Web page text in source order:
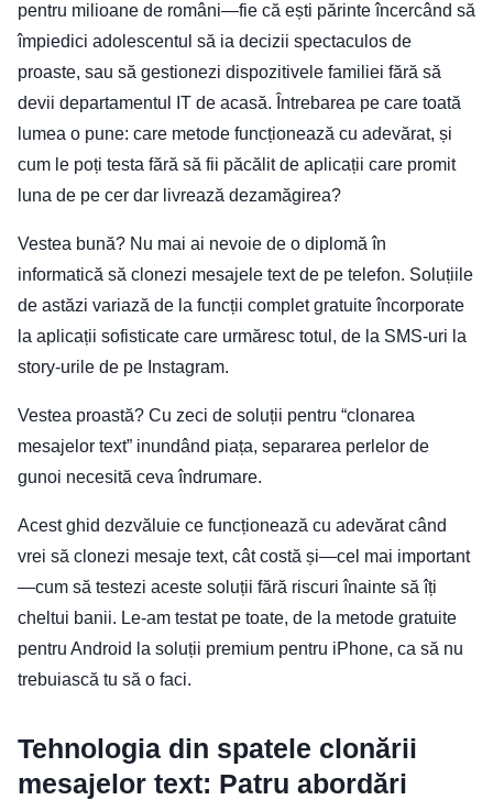
pentru milioane de români—fie că ești părinte încercând să
împiedici adolescentul să ia decizii spectaculos de
proaste, sau să gestionezi dispozitivele familiei fără să
devii departamentul IT de acasă. Întrebarea pe care toată
lumea o pune: care metode funcționează cu adevărat, și
cum le poți testa fără să fii păcălit de aplicații care promit
luna de pe cer dar livrează dezamăgirea?
Vestea bună? Nu mai ai nevoie de o diplomă în
informatică să clonezi mesajele text de pe telefon. Soluțiile
de astăzi variază de la funcții complet gratuite încorporate
la aplicații sofisticate care urmăresc totul, de la SMS-uri la
story-urile de pe Instagram.
Vestea proastă? Cu zeci de soluții pentru “clonarea
mesajelor text” inundând piața, separarea perlelor de
gunoi necesită ceva îndrumare.
Acest ghid dezvăluie ce funcționează cu adevărat când
vrei să clonezi mesaje text, cât costă și—cel mai important
—cum să testezi aceste soluții fără riscuri înainte să îți
cheltui banii. Le-am testat pe toate, de la metode gratuite
pentru Android la soluții premium pentru iPhone, ca să nu
trebuiască tu să o faci.
Tehnologia din spatele clonării
mesajelor text: Patru abordări